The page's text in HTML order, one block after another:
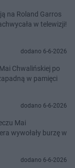
na Roland Garros
w telewizji!
dodano 6-6-2026
Chwalińskiej po
w pamięci
dodano 6-6-2026
Mai
wywołały burzę w
dodano 6-6-2026